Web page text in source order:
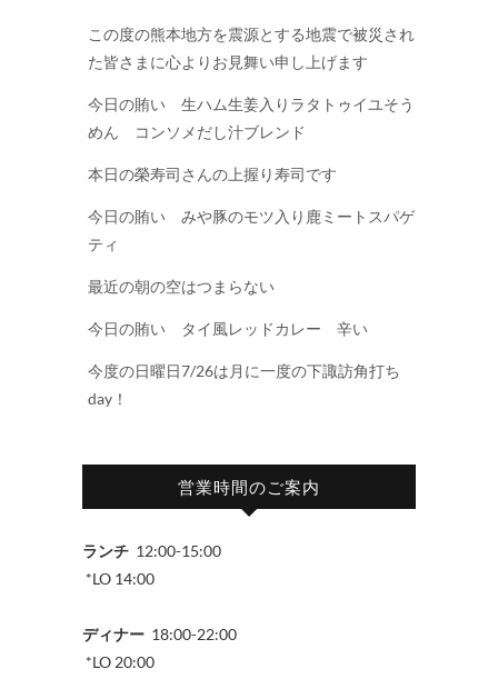
この度の熊本地方を震源とする地震で被災され
た皆さまに心よりお見舞い申し上げます
今日の賄い 生ハム生姜入りラタトゥイユそう
めん コンソメだし汁ブレンド
本日の榮寿司さんの上握り寿司です
今日の賄い みや豚のモツ入り鹿ミートスパゲ
ティ
最近の朝の空はつまらない
今日の賄い タイ風レッドカレー 辛い
今度の日曜日7/26は月に一度の下諏訪角打ち
day！
営業時間のご案内
ランチ 12:00-15:00
*LO 14:00
ディナー 18:00-22:00
*LO 20:00